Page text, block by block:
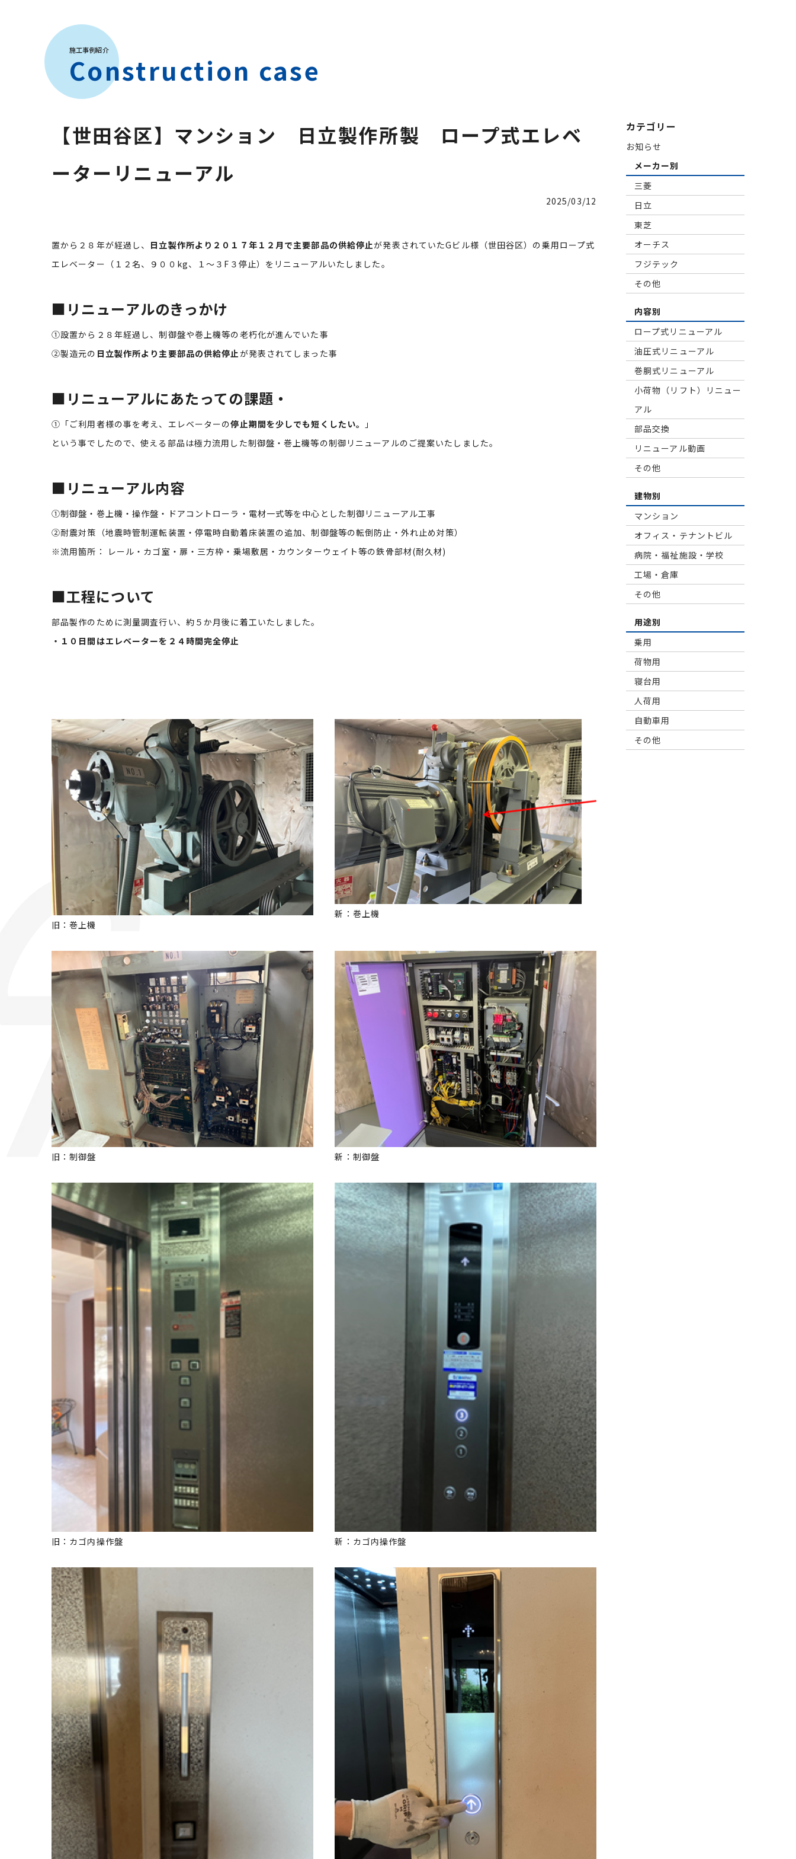
施工事例紹介
Construction case
【世田谷区】マンション 日立製作所製 ロープ式エレベ
ーターリニューアル
2025/03/12
置から２８年が経過し、 日立製作所より２０１７年１２月で主要部品の供給停止が発表されていたGビル様（世田谷区）の乗用ロープ式
エレベーター（１２名、９００kg、１～３F３停止）をリニューアルいたしました。
■リニューアルのきっかけ
①設置から２８年経過し、制御盤や巻上機等の老朽化が進んでいた事
②製造元の 日立製作所より主要部品の供給停止が発表されてしまった事
■リニューアルにあたっての課題・
①「ご利用者様の事を考え、エレベーターの停止期間を少しでも短くしたい。
」
という事でしたので、使える部品は極力流用した制御盤・巻上機等の制御リニューアルのご提案いたしました。
■リニューアル内容
①制御盤・巻上機・操作盤・ドアコントローラ・電材一式等を中心とした制御リニューアル工事
②耐震対策（地震時管制運転装置・停電時自動着床装置の追加、制御盤等の転倒防止・外れ止め対策）
※流用箇所： レール・カゴ室・扉・三方枠・乗場敷居・カウンターウェイト等の鉄骨部材(耐久材)
■工程について
部品製作のために測量調査行い、約５か月後に着工いたしました。
・１０ 日間はエレベーターを２４時間完全停止
旧：巻上機
新：巻上機
旧：制御盤 新：制御盤
旧：カゴ内操作盤 新：カゴ内操作盤
カテゴリー
お知らせ
メーカー別
三菱
日立
東芝
オーチス
フジテック
その他
内容別
ロープ式リニューアル
油圧式リニューアル
巻胴式リニューアル
小荷物（リフト）リニュー
アル
部品交換
リニューアル動画
その他
建物別
マンション
オフィス・テナントビル
病院・福祉施設・学校
工場・倉庫
その他
用途別
乗用
荷物用
寝台用
⼈荷⽤
自動車用
その他